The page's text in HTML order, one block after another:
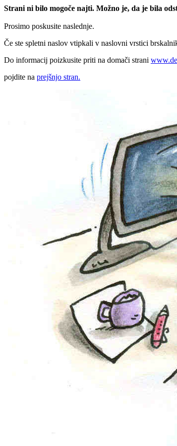
Strani ni bilo mogoče najti. Možno je, da je bila
Prosimo poskusite naslednje.
Če ste spletni naslov vtipkali v naslovni vrstici
Do informacij poizkusite priti na domači strani
pojdite na prejšnjo stran.